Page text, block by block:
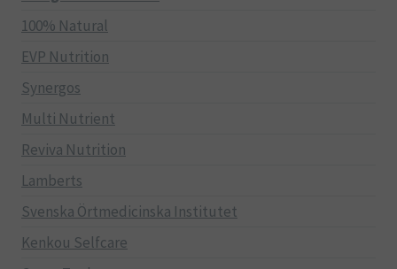
100% Natural
EVP Nutrition
Synergos
Multi Nutrient
Reviva Nutrition
Lamberts
Svenska Örtmedicinska Institutet
Kenkou Selfcare